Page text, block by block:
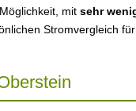
mit sehr
Stromvergleich